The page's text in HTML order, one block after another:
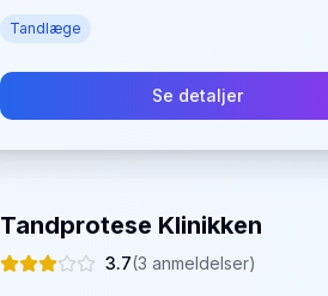
Tandlæge
Se detaljer
Tandprotese Klinikken
3.7(3 anmeldelser)